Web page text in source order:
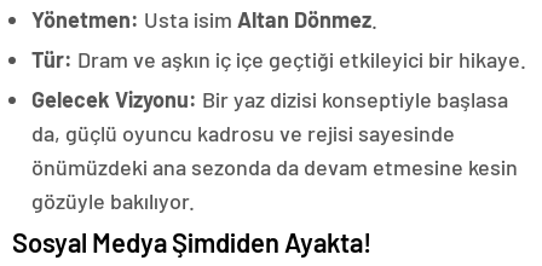
Yönetmen: Usta isim Altan Dönmez
Tür: Dram ve aşkın iç içe geçtiği etkileyici bir hikaye.
Gelecek Vizyonu: Bir yaz dizisi konseptiyle başlasa
da, güçlü oyuncu kadrosu ve rejisi sayesinde
önümüzdeki ana sezonda da devam etmesine kesin
gözüyle bakılıyor.
Sosyal Medya Şimdiden Ayakta!